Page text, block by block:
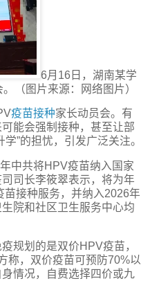
6月16日，湖南某学
（图片来源：网络图片）
疫苗接种家长动员会。有
能会强制接种，甚至让部
”的担忧，引发广泛关注。
中共将HPV疫苗纳入国家
司长李筱翠表示，将为年
接种服务，并纳入2026年
院和社区卫生服务中心均
规划的是双价HPV疫苗，
称，双价疫苗可预防70%以
情况，自费选择四价或九